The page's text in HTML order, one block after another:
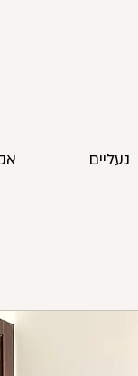
נעליים